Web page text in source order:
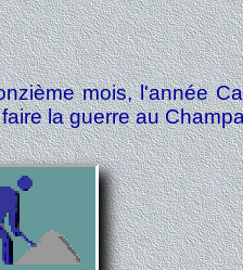
mois, l'année
la guerre au